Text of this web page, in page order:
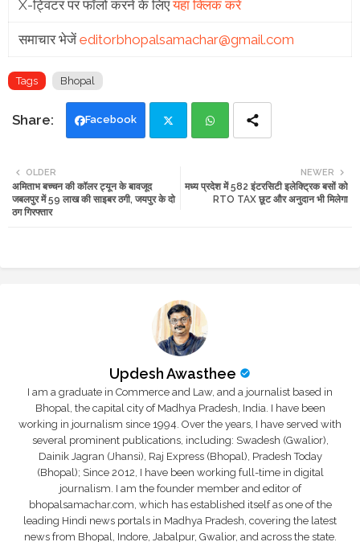
X-ट्विटर पर फॉलो करने के लिएयहां क्लिक करें
समाचार भेजें editorbhopalsamachar@gmail.com
Tags Bhopal
Facebook
ats
NEWER
मध्य प्रदेश में 582 इंटरसिटी इलेक्ट्रिक बसों को
RTO TAX छूट और अनुदान भी मिलेगा
OLDER
अमिताभ बच्चन की कॉलर ट्यून के बावजूद
जबलपुर में 59 लाख की साइबर ठगी, जयपुर के दो
ठग गिरफ्तार
Updesh Awasthee
I am a graduate in Commerce and Law, and a journalist based in
Bhopal, the capital city of Madhya Pradesh, India. I have been
working in journalism since 1994. Over the years, I have served with
several prominent publications, including: Swadesh (Gwalior),
Dainik Jagran (Jhansi), Raj Express (Bhopal), Pradesh Today
(Bhopal); Since 2012, I have been working full-time in digital
journalism. I am the founder member and editor of
bhopalsamachar.com, which has established itself as one of the
leading Hindi news portals in Madhya Pradesh, covering the latest
news from Bhopal, Indore, Jabalpur, Gwalior, and across the state.